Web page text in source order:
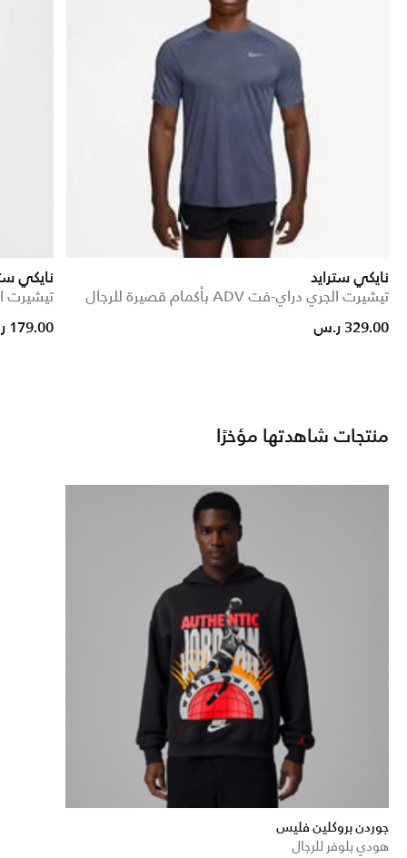
نايكي سترايد
تيشيرت الجري دراي-فت ADV بأكمام قصيرة للرجال
329.00 ر.س
نايكي
تيشيرت
from
179.00 ر.س
منتجات شاهدتها مؤخرًا
جوردن بروكلين فليس
هودي بلوفر للرجال